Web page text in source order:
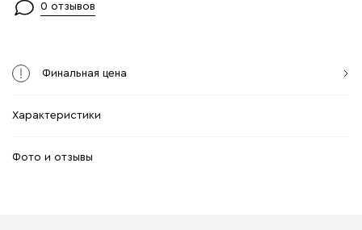
0 отзывов
Финальная цена
Характеристики
Фото и отзывы